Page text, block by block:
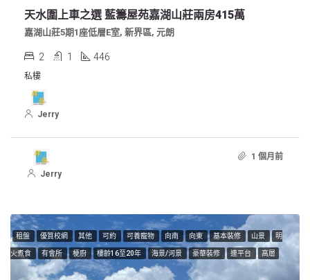
天水圍上車之選 藍籌屋苑嘉湖山莊兩房415萬
嘉湖山莊5期1座低層E室, 新界區, 元朗
2 1 446
私樓
Jerry
Jerry
1 個月前
租盤 優質校網 其他 可約 可養寵物 向南 向東 基本裝修 山景 明
火煮食 有會所 梗廚 樓齡16至20年 海景/河景 豪華裝修 連平台 高層